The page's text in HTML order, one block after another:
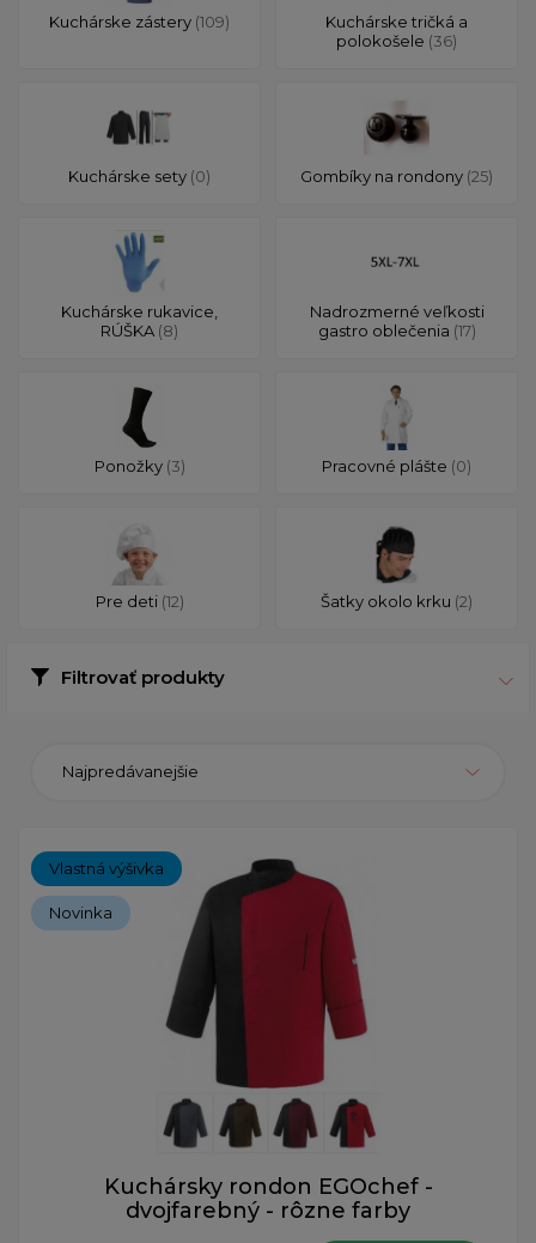
Kuchárske zástery (109)
Kuchárske tričká a
polokošele (36)
Kuchárske sety (0) Gombíky na rondony (25)
Kuchárske rukavice,
RÚŠKA (8)
Nadrozmerné veľkosti
gastro oblečenia (17)
Ponožky (3) Pracovné plášte (0)
Pre deti (12) Šatky okolo krku (2)
Filtrovať produkty
Najpredávanejšie
Vlastná výšivka
Novinka
Kuchársky rondon EGOchef -
dvojfarebný - rôzne farby